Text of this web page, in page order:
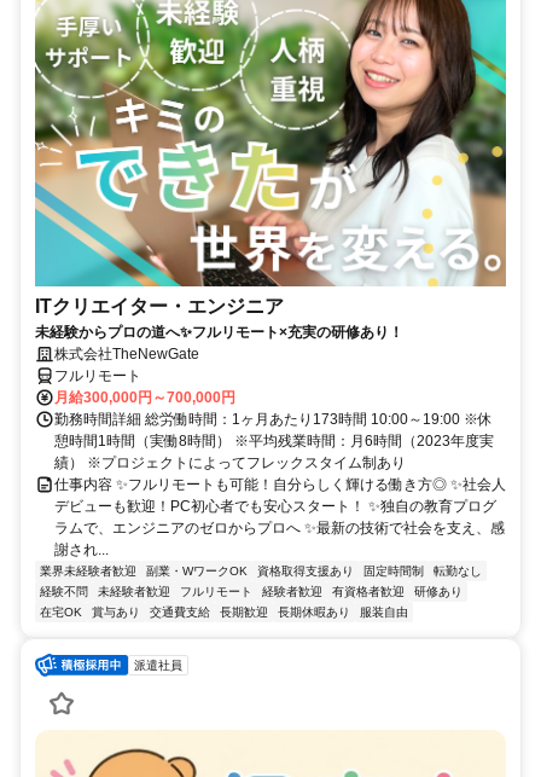
ITクリエイター・エンジニア
未経験からプロの道へ✨フルリモート×充実の研修あり！
株式会社TheNewGate
フルリモート
月給300,000円～700,000円
勤務時間詳細 総労働時間：1ヶ月あたり173時間 10:00～19:00 ※休
憩時間1時間（実働8時間） ※平均残業時間：月6時間（2023年度実
績） ※プロジェクトによってフレックスタイム制あり
仕事内容 ✨フルリモートも可能！自分らしく輝ける働き方◎ ✨社会人
デビューも歓迎！PC初心者でも安心スタート！ ✨独自の教育プログ
ラムで、エンジニアのゼロからプロへ ✨最新の技術で社会を支え、感
謝され...
業界未経験者歓迎 副業・WワークOK 資格取得支援あり 固定時間制
転勤なし
経験不問
未経験者歓迎 フルリモート 経験者歓迎 有資格者歓迎
研修あり
在宅OK
賞与あり 交通費支給 長期歓迎 長期休暇あり 服装自由
派遣社員